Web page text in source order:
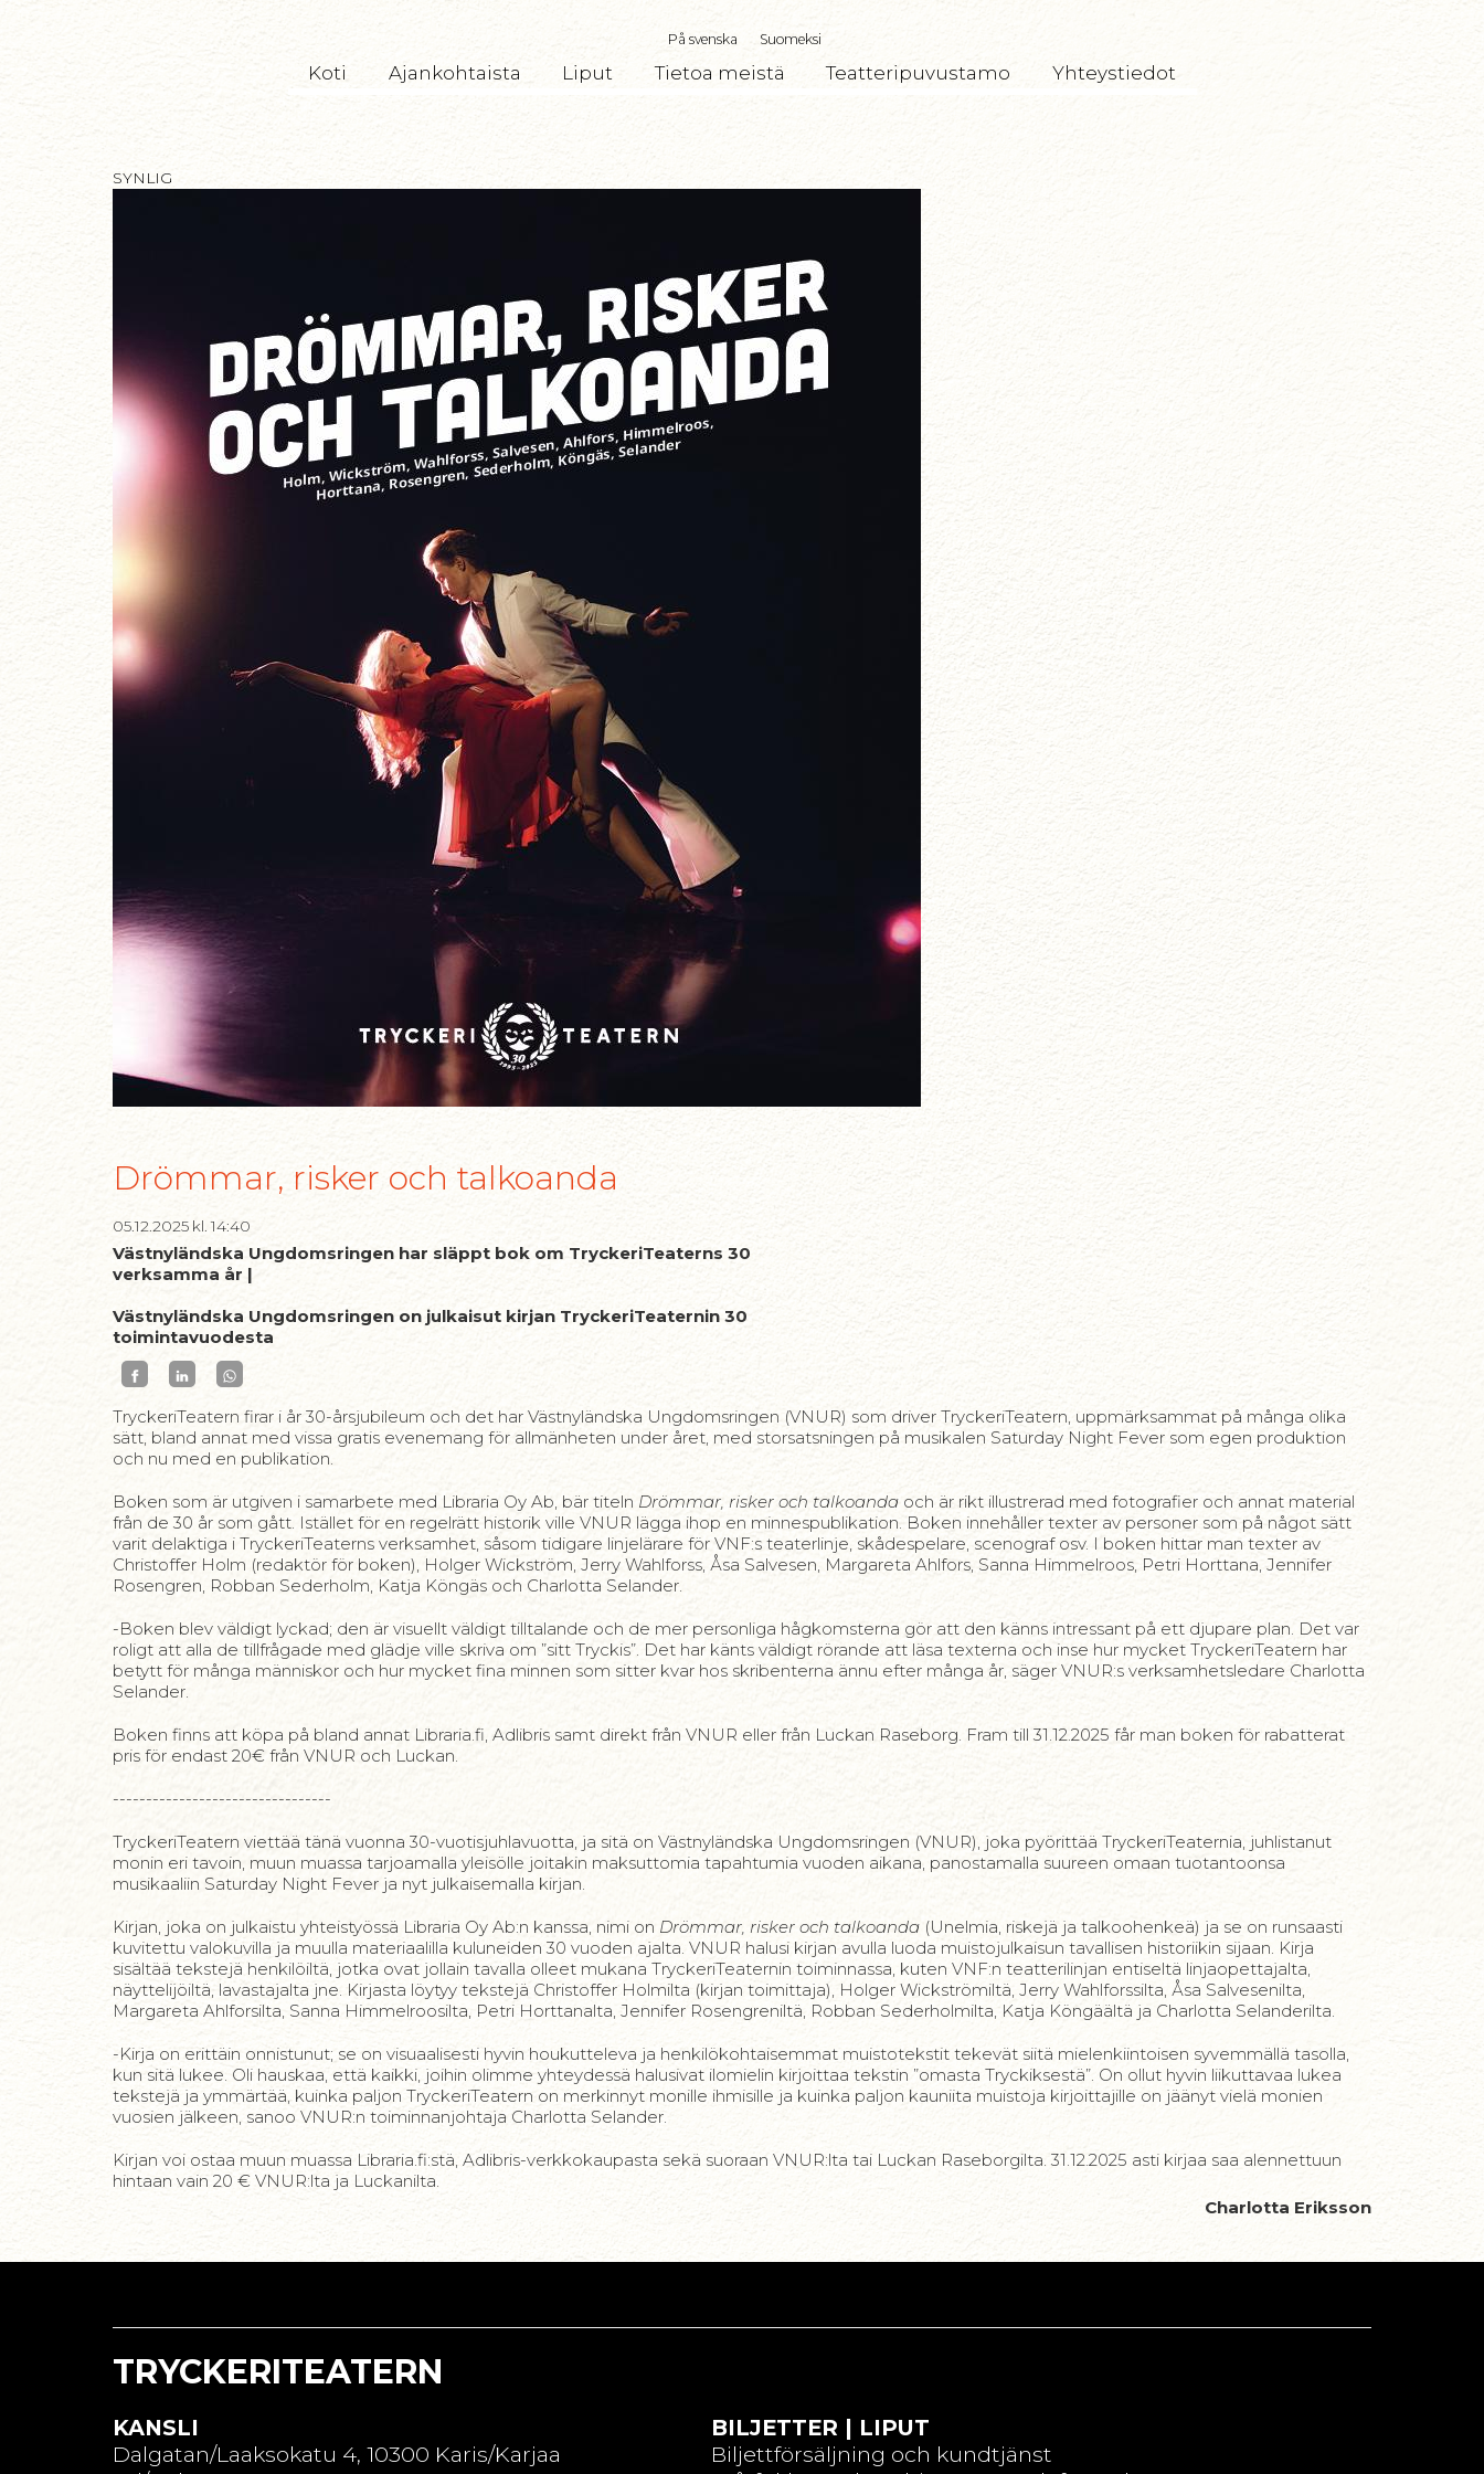
På svenska Suomeksi
Koti Ajankohtaista Liput Tietoa meistä Teatteripuvustamo Yhteystiedot
SYNLIG
Drömmar, risker och talkoanda
05.12.2025 kl. 14:40
Västnyländska Ungdomsringen har släppt bok om TryckeriTeaterns 30
verksamma år |
Västnyländska Ungdomsringen on julkaisut kirjan TryckeriTeaternin 30
toimintavuodesta
TryckeriTeatern firar i år 30-årsjubileum och det har Västnyländska Ungdomsringen (VNUR) som driver TryckeriTeatern, uppmärksammat på många olika
sätt, bland annat med vissa gratis evenemang för allmänheten under året, med storsatsningen på musikalen Saturday Night Fever som egen produktion
och nu med en publikation.
Boken som är utgiven i samarbete med Libraria Oy Ab, bär titeln Drömmar, risker och talkoanda och är rikt illustrerad med fotografier och annat material
från de 30 år som gått. Istället för en regelrätt historik ville VNUR lägga ihop en minnespublikation. Boken innehåller texter av personer som på något sätt
varit delaktiga i TryckeriTeaterns verksamhet, såsom tidigare linjelärare för VNF:s teaterlinje, skådespelare, scenograf osv. I boken hittar man texter av
Christoffer Holm (redaktör för boken), Holger Wickström, Jerry Wahlforss, Åsa Salvesen, Margareta Ahlfors, Sanna Himmelroos, Petri Horttana, Jennifer
Rosengren, Robban Sederholm, Katja Köngäs och Charlotta Selander.
-Boken blev väldigt lyckad; den är visuellt väldigt tilltalande och de mer personliga hågkomsterna gör att den känns intressant på ett djupare plan. Det var
roligt att alla de tillfrågade med glädje ville skriva om ”sitt Tryckis”. Det har känts väldigt rörande att läsa texterna och inse hur mycket TryckeriTeatern har
betytt för många människor och hur mycket fina minnen som sitter kvar hos skribenterna ännu efter många år, säger VNUR:s verksamhetsledare Charlotta
Selander.
Boken finns att köpa på bland annat Libraria.fi, Adlibris samt direkt från VNUR eller från Luckan Raseborg. Fram till 31.12.2025 får man boken för rabatterat
pris för endast 20€ från VNUR och Luckan.
---------------------------------
TryckeriTeatern viettää tänä vuonna 30-vuotisjuhlavuotta, ja sitä on Västnyländska Ungdomsringen (VNUR), joka pyörittää TryckeriTeaternia, juhlistanut
monin eri tavoin, muun muassa tarjoamalla yleisölle joitakin maksuttomia tapahtumia vuoden aikana, panostamalla suureen omaan tuotantoonsa
musikaaliin Saturday Night Fever ja nyt julkaisemalla kirjan.
Kirjan, joka on julkaistu yhteistyössä Libraria Oy Ab:n kanssa, nimi on Drömmar, risker och talkoanda (Unelmia, riskejä ja talkoohenkeä) ja se on runsaasti
kuvitettu valokuvilla ja muulla materiaalilla kuluneiden 30 vuoden ajalta. VNUR halusi kirjan avulla luoda muistojulkaisun tavallisen historiikin sijaan. Kirja
sisältää tekstejä henkilöiltä, jotka ovat jollain tavalla olleet mukana TryckeriTeaternin toiminnassa, kuten VNF:n teatterilinjan entiseltä linjaopettajalta,
näyttelijöiltä, lavastajalta jne. Kirjasta löytyy tekstejä Christoffer Holmilta (kirjan toimittaja), Holger Wickströmiltä, Jerry Wahlforssilta, Åsa Salvesenilta,
Margareta Ahlforsilta, Sanna Himmelroosilta, Petri Horttanalta, Jennifer Rosengreniltä, Robban Sederholmilta, Katja Köngäältä ja Charlotta Selanderilta.
-Kirja on erittäin onnistunut; se on visuaalisesti hyvin houkutteleva ja henkilökohtaisemmat muistotekstit tekevät siitä mielenkiintoisen syvemmällä tasolla,
kun sitä lukee. Oli hauskaa, että kaikki, joihin olimme yhteydessä halusivat ilomielin kirjoittaa tekstin ”omasta Tryckiksestä”. On ollut hyvin liikuttavaa lukea
tekstejä ja ymmärtää, kuinka paljon TryckeriTeatern on merkinnyt monille ihmisille ja kuinka paljon kauniita muistoja kirjoittajille on jäänyt vielä monien
vuosien jälkeen, sanoo VNUR:n toiminnanjohtaja Charlotta Selander.
Kirjan voi ostaa muun muassa Libraria.fi:stä, Adlibris-verkkokaupasta sekä suoraan VNUR:lta tai Luckan Raseborgilta. 31.12.2025 asti kirjaa saa alennettuun
hintaan vain 20 € VNUR:lta ja Luckanilta.
Charlotta Eriksson
TRYCKERITEATERN
KANSLI
Dalgatan/Laaksokatu 4, 10300 Karis/Karjaa
BILJETTER | LIPUT
Biljettförsäljning och kundtjänst